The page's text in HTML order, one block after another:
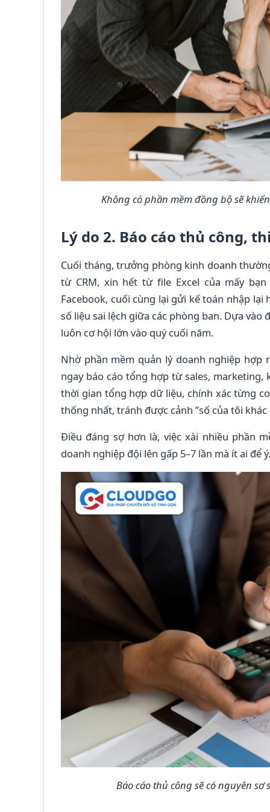
Không có phần mềm đồng bộ sẽ
Lý do 2. Báo cáo thủ công,
Cuối tháng, trưởng phòng kinh doanh
từ CRM, xin hết từ file Excel của mấy
Facebook, cuối cùng lại gửi kế toán nhập
số liệu sai lệch giữa các phòng ban. Dựa
luôn cơ hội lớn vào quý cuối năm.
Nhờ phần mềm quản lý doanh nghiệp hợp
ngay báo cáo tổng hợp từ sales,
thời gian tổng hợp dữ liệu, chính xác từng
thống nhất, tránh được cảnh ”số của tôi khác
Điều đáng sợ hơn là, việc xài nhiều phần
doanh nghiệp đội lên gấp 5–7 lần mà ít ai để ý.
Báo cáo thủ công sẽ có nguyên